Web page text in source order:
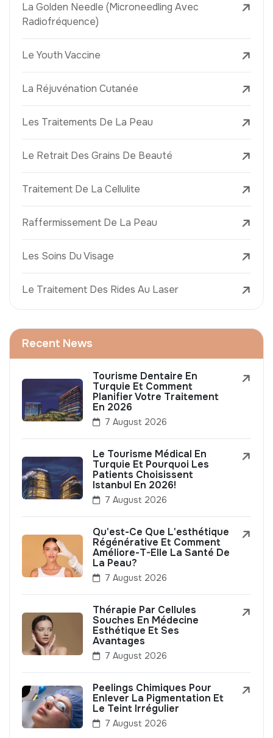
La Golden Needle (Microneedling Avec
Radiofréquence)
Le Youth Vaccine
La Réjuvénation Cutanée
Les Traitements De La Peau
Le Retrait Des Grains De Beauté
Traitement De La Cellulite
Raffermissement De La Peau
Les Soins Du Visage
Le Traitement Des Rides Au Laser
Recent News
Tourisme Dentaire En
Turquie Et Comment
Planifier Votre Traitement
En 2026
7 August 2026
Le Tourisme Médical En
Turquie Et Pourquoi Les
Patients Choisissent
Istanbul En 2026!
7 August 2026
Qu'est-Ce Que L'esthétique
Régénérative Et Comment
Améliore-T-Elle La Santé De
La Peau?
7 August 2026
Thérapie Par Cellules
Souches En Médecine
Esthétique Et Ses
Avantages
7 August 2026
Peelings Chimiques Pour
Enlever La Pigmentation Et
Le Teint Irrégulier
7 August 2026